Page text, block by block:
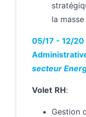
la
05/17 - 12/20
secteur
Volet RH:
Gestion